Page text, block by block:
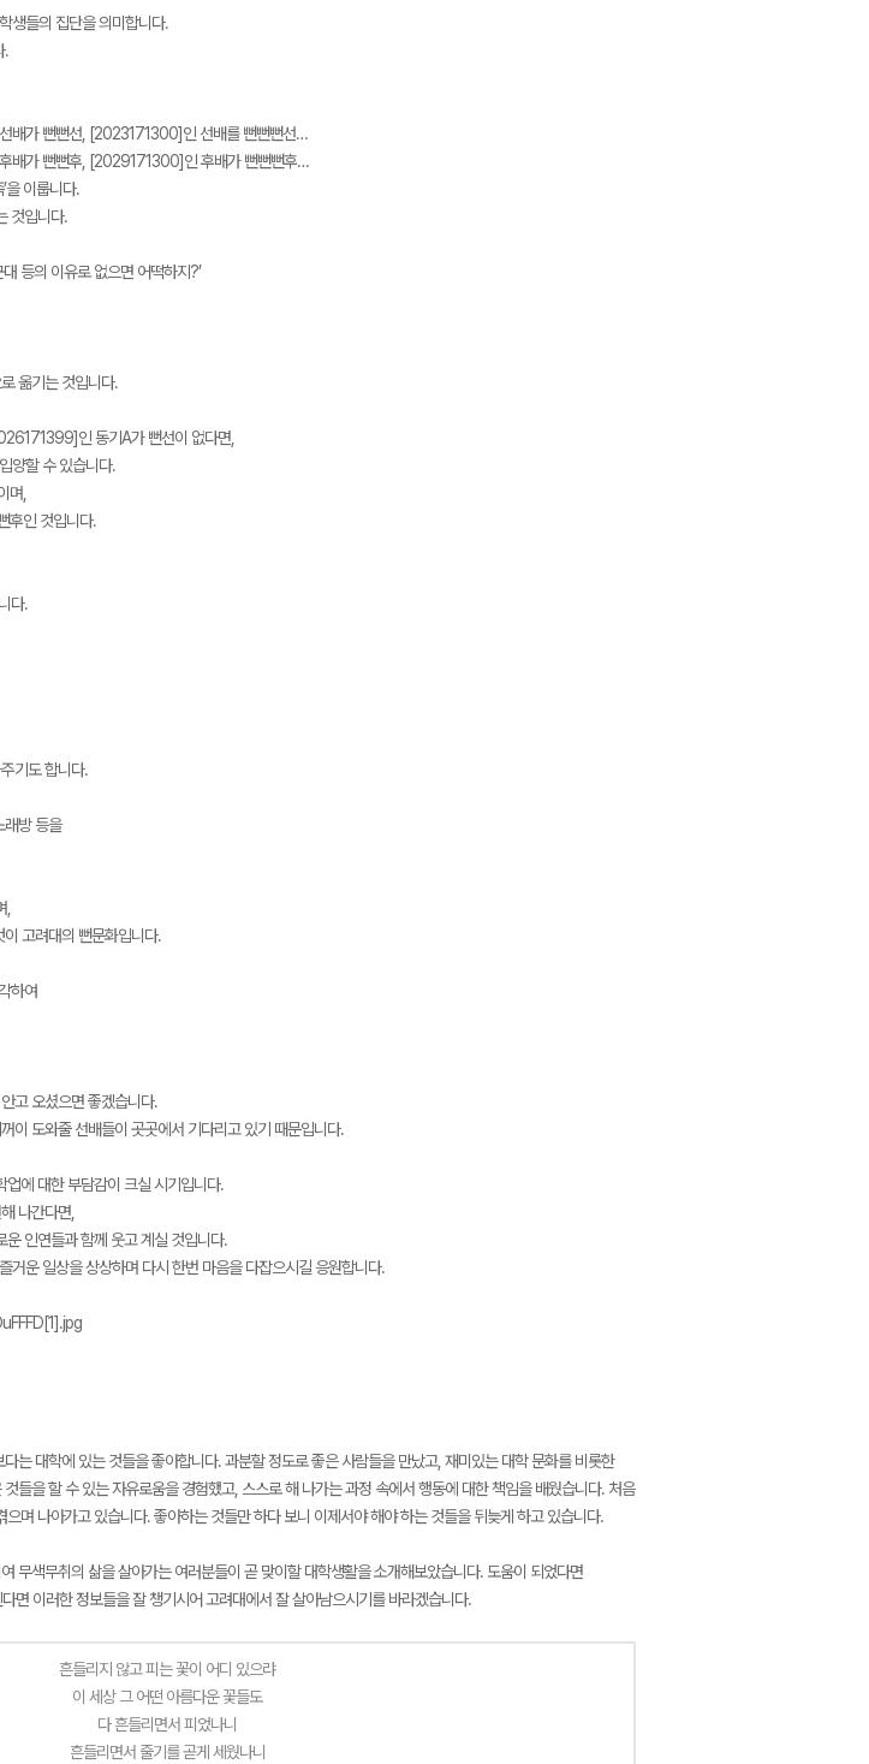
생들의 집단을 의미합니다.
.
가 뻔뻔선, [2023171300]인 선배를 뻔뻔뻔선…
가 뻔뻔후, [2029171300]인 후배가 뻔뻔뻔후…
을 이룹니다.
것입니다.
등의 이유로 없으면 어떡하지?’
옮기는 것입니다.
인 동기A가 뻔선이 없다면,
양할 수 있습니다.
며,
후인 것입니다.
다.
기도 합니다.
래방 등을
고려대의 뻔문화입니다.
하여
고 오셨으면 좋겠습니다.
이 도와줄 선배들이 곳곳에서 기다리고 있기 때문입니다.
에 대한 부담감이 크실 시기입니다.
나간다면,
인연들과 함께 웃고 계실 것입니다.
거운 일상을 상상하며 다시 한번 마음을 다잡으시길 응원합니다.
는 대학에 있는 것들을 좋아합니다. 과분할 정도로 좋은 사람들을 만났고, 재미있는 대학 문화를 비롯한
들을 할 수 있는 자유로움을 경험했고, 스스로 해 나가는 과정 속에서 행동에 대한 책임을 배웠습니다. 처음
며 나아가고 있습니다. 좋아하는 것들만 하다 보니 이제서야 해야 하는 것들을 뒤늦게 하고 있습니다.
무색무취의 삶을 살아가는 여러분들이 곧 맞이할 대학생활을 소개해보았습니다. 도움이 되었다면
면 이러한 정보들을 잘 챙기시어 고려대에서 잘 살아남으시기를 바라겠습니다.
흔들리지 않고 피는 꽃이 어디 있으랴
이 세상 그 어떤 아름다운 꽃들도
다 흔들리면서 피었나니
흔들리면서 줄기를 곧게 세웠나니